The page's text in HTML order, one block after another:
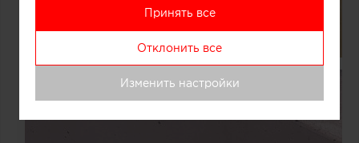
Принять все
Отклонить все
Изменить настройки